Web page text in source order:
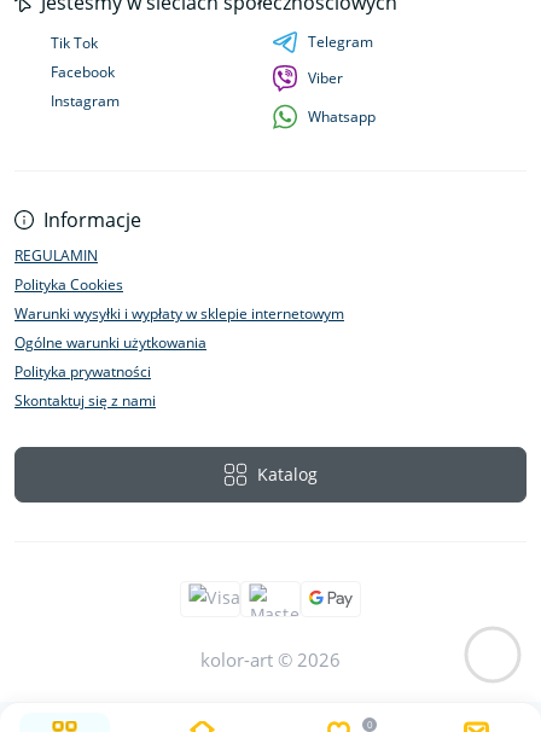
0
Informacje
REGULAMIN
Polityka Cookies
Warunki wysyłki i wypłaty w sklepie internetowym
Ogólne warunki użytkowania
Polityka prywatności
Skontaktuj się z nami
Katalog
Tik Tok
Facebook
Instagram
Telegram
Viber
Whatsapp
kolor-art © 2026